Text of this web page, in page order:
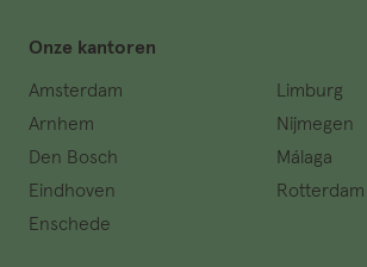
Onze kantoren
Amsterdam
Arnhem
Den Bosch
Eindhoven
Enschede
Limburg
Nijmegen
Málaga
Rotterdam